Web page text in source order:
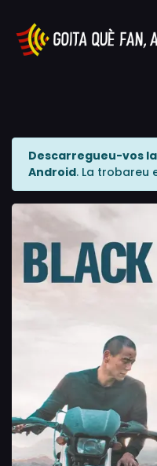
Descarregueu-vos
Android. La trobareu